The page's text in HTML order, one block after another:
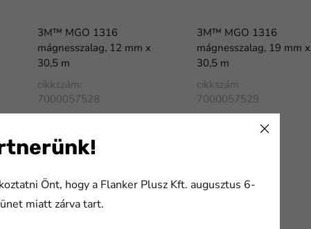
3M™ MGO 1316
mágnesszalag, 12 mm x
30,5 m
cikkszám:
7000057528
3M™ MGO 1316
mágnesszalag, 19 mm x
30,5 m
cikkszám:
7000057529
Önt, hogy a Flanker Plusz Kft. augusztus 6-
miatt zárva tart.